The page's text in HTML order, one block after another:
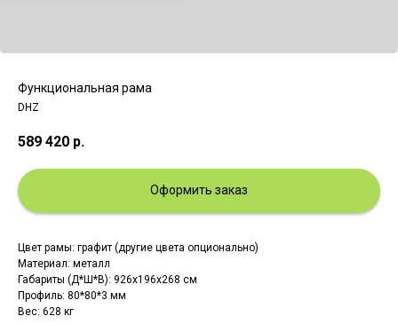
Функциональная рама
DHZ
589 420 р.
Оформить заказ
Цвет рамы: графит (другие цвета опционально)
Материал: металл
Габариты (Д*Ш*В): 926х196х268 см
Профиль: 80*80*3 мм
Вес: 628 кг